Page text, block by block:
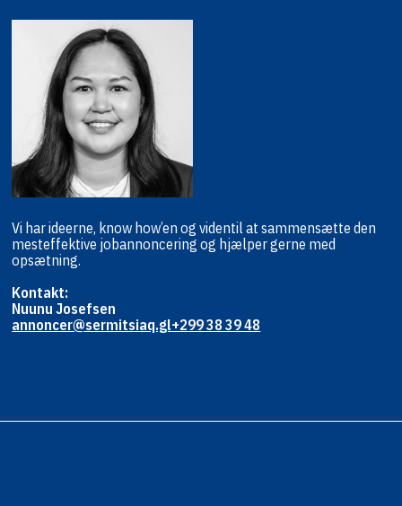
Vi har ideerne, know how’en og videntil at sammensætte den
mesteffektive jobannoncering og hjælpergerne med
opsætning.
Kontakt:
Nuunu Josefsen
annoncer@sermitsiaq.gl+299 38 39 48